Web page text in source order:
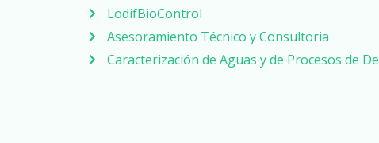
LodifBioControl
Asesoramiento Técnico y Consultoria
Caracterización de Aguas y de Procesos de